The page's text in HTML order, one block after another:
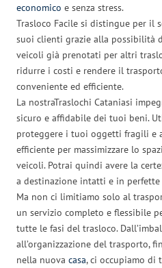
economico e senza stress.
Trasloco Facile si distingue per il
suoi clienti grazie alla possibilità
veicoli già prenotati per altri
ridurre i costi e rendere il
conveniente ed efficiente.
La nostraTraslochi Cataniasi
sicuro e affidabile dei tuoi beni.
proteggere i tuoi oggetti fragili e
efficiente per massimizzare lo
veicoli. Potrai quindi avere la
a destinazione intatti e in
Ma non ci limitiamo solo al
un servizio completo e flessibile
tutte le fasi del trasloco.
all’organizzazione del trasporto,
nella nuova casa, ci occupiamo di